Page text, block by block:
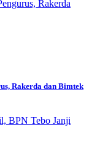
Rakerda dan Bimtek